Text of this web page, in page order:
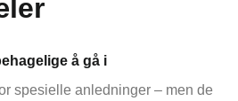
å gå i
spesielle anledninger – men de